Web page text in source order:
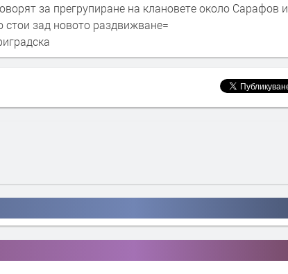
за прегрупиране на клановете около Сарафов и
зад новото раздвижване=